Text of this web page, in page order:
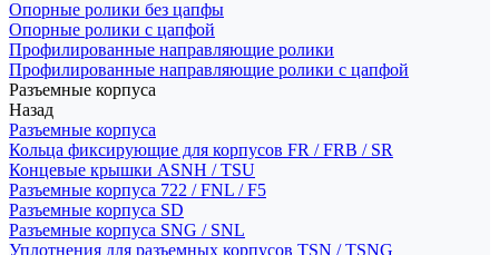
Опорные ролики без цапфы
Опорные ролики с цапфой
Профилированные направляющие ролики
Профилированные направляющие ролики с цапфой
Разъемные корпуса
Назад
Разъемные корпуса
Кольца фиксирующие для корпусов FR / FRB / SR
Концевые крышки ASNH / TSU
Разъемные корпуса 722 / FNL / F5
Разъемные корпуса SD
Разъемные корпуса SNG / SNL
Уплотнения для разъемных корпусов TSN / TSNG